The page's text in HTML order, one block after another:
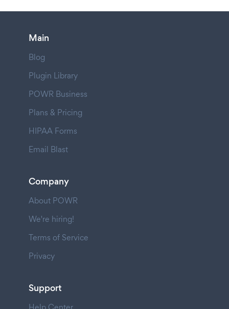
Main
Blog
Plugin Library
POWR Business
Plans & Pricing
HIPAA Forms
Email Blast
Company
About POWR
We're hiring!
Terms of Service
Privacy
Support